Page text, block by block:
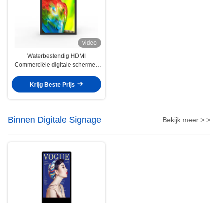
video
Waterbestendig HDMI
Commerciële digitale schermen
Krijg Beste Prijs
Binnen Digitale Signage Bekijk meer > >